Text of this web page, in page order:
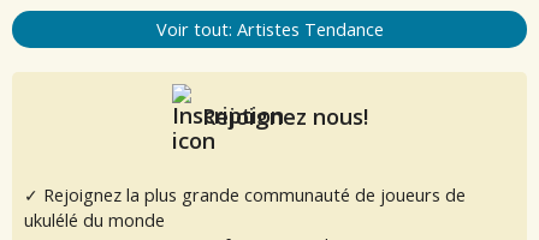
Voir tout: Artistes Tendance
Rejoignez nous!
✓ Rejoignez la plus grande communauté de joueurs de
ukulélé du monde